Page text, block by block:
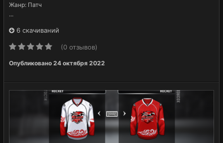
Жанр: Патч
...
6 скачиваний
(0 отзывов)
Опубликовано 24 октября 2022